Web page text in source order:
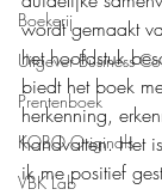
Boekerij
Uitgever Business
Prentenboek
KOBO Originals
VBK Lab
wordt gemaakt
het hoofdstuk
biedt het boek
herkenning,
handvatten. Het
ik me positief